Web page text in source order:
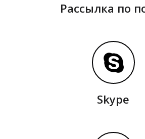
Рассылка по
Skype